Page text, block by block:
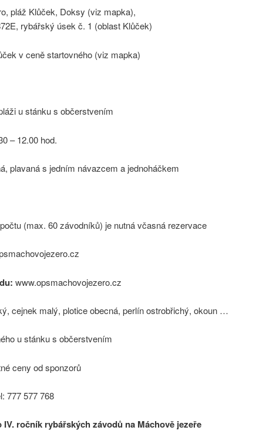
pláž Klůček, Doksy (viz mapka),
rybářský úsek č. 1 (oblast Klůček)
v ceně startovného (viz mapka)
u stánku s občerstvením
– 12.00 hod.
plavaná s jedním návazcem a jednoháčkem
(max. 60 závodníků) je nutná včasná rezervace
www.opsmachovojezero.cz
cejnek malý, plotice obecná, perlín ostrobřichý, okoun …
u stánku s občerstvením
ceny od sponzorů
777 577 768
ročník rybářských závodů na Máchově jezeře